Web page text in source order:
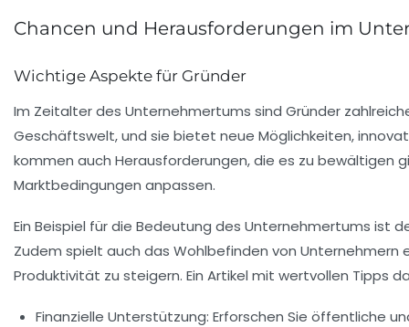
Chancen und Herausforderungen im
Wichtige Aspekte für Gründer
Im Zeitalter des Unternehmertums sind Gründer
Geschäftswelt, und sie bietet neue Möglichkeiten,
kommen auch Herausforderungen, die es zu bewältigen
Marktbedingungen anpassen.
Ein Beispiel für die Bedeutung des Unternehmertums ist
Zudem spielt auch das Wohlbefinden von Unternehmern
Produktivität zu steigern. Ein Artikel mit wertvollen Tipps
Finanzielle Unterstützung: Erforschen Sie öffentliche